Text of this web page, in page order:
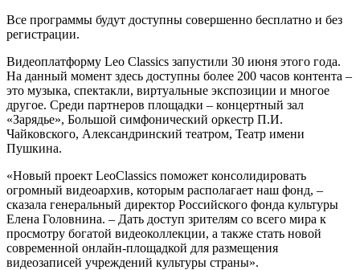
Все программы будут доступны совершенно бесплатно и без
регистрации.
Видеоплатформу Leo Classics запустили 30 июня этого года.
На данный момент здесь доступны более 200 часов контента –
это музыка, спектакли, виртуальные экспозиции и многое
другое. Среди партнеров площадки – концертный зал
«Зарядье», Большой симфонический оркестр П.И.
Чайковского, Александринский театром, Театр имени
Пушкина.
«Новый проект LeoClassics поможет консолидировать
огромный видеоархив, которым располагает наш фонд, –
сказала генеральный директор Российского фонда культуры
Елена Головнина. – Дать доступ зрителям со всего мира к
просмотру богатой видеоколлекции, а также стать новой
современной онлайн-площадкой для размещения
видеозаписей учреждений культуры страны».